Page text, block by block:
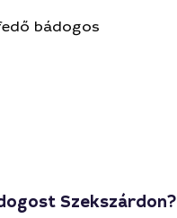
bádogos
Szekszárdon?